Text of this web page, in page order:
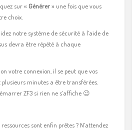
sur « Générer» une fois que vous
choix.
notre système de sécurité à l’aide de
devra être répété à chaque
votre connexion, il se peut que vos
plusieurs minutes a être transférées.
ZF3 si rien ne s’affiche 😉
ressources sont enfin prêtes ? N’attendez